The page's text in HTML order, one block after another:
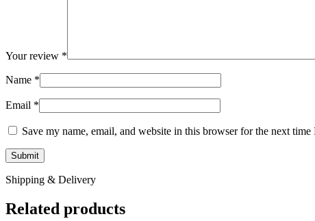
Your review *
Name *
Email *
Save my name, email, and website in this browser for the next time
Shipping & Delivery
Related products